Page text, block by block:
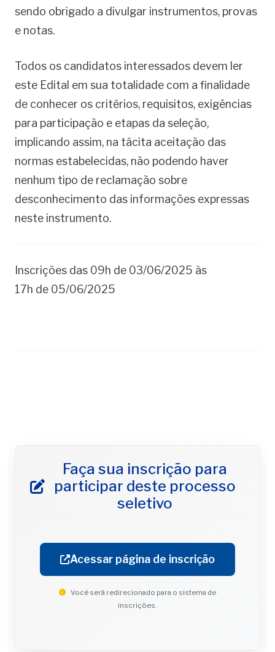
sendo obrigado a divulgar instrumentos, provas
e notas.
Todos os candidatos interessados devem ler
este Edital em sua totalidade com a finalidade
de conhecer os critérios, requisitos, exigências
para participação e etapas da seleção,
implicando assim, na tácita aceitação das
normas estabelecidas, não podendo haver
nenhum tipo de reclamação sobre
desconhecimento das informações expressas
neste instrumento.
Inscrições das 09h de 03/06/2025 às
17h de 05/06/2025
Faça sua inscrição para
participar deste processo
seletivo
Acessar página de inscrição
Você será redirecionado para o sistema de
inscrições.